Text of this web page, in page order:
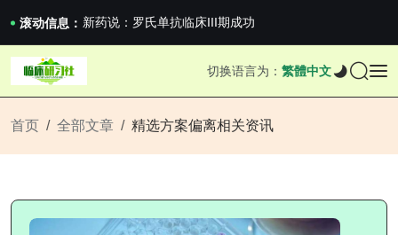
滚动信息： 新药说：罗氏单抗临床III期成功
新药说：哈佛大学：生男生女不是随机的，这样的...
国家药监局关于适用《E6（R3）：药物临床试...
沪上临研人：著名Global临床CRO在我国...
新药说：哈佛大学：生男生女不是随机的，这样的...
切换语言为： 繁體中文
首页 全部文章 精选方案偏离相关资讯